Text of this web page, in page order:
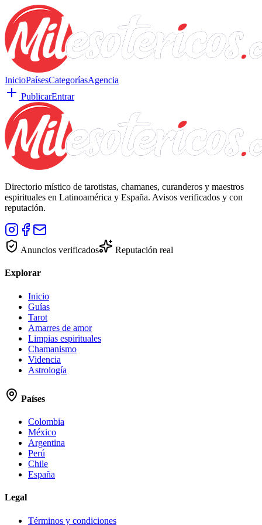
InicioPaísesCategoríasAgencia
PublicarEntrar
Directorio místico de tarotistas, chamanes, curanderos y maestros
espirituales en Latinoamérica y España. Avisos verificados y con
reputación.
Anuncios verificados Reputación real
Explorar
Inicio
Guías
Tarot
Amarres de amor
Limpias espirituales
Chamanismo
Videncia
Astrología
Países
Colombia
México
Argentina
Perú
Chile
España
Legal
Términos y condiciones